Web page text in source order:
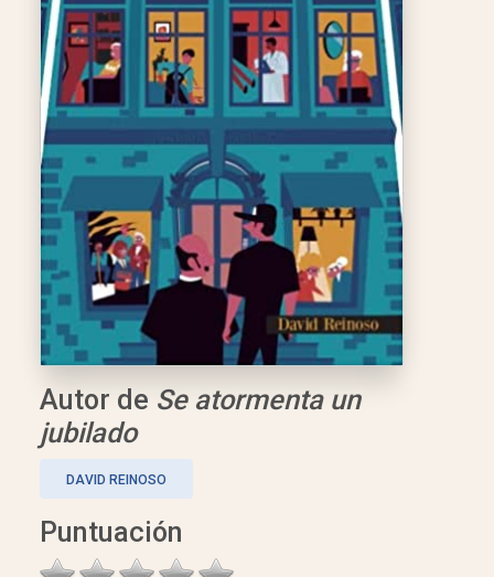
Autor de Se atormenta un
jubilado
DAVID REINOSO
Puntuación